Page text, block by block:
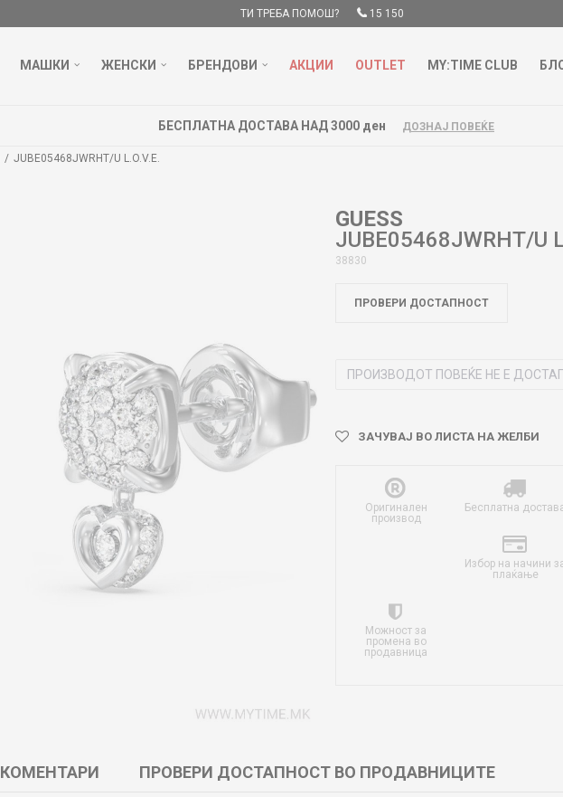
ТИ ТРЕБА ПОМОШ? 15 150
МАШКИ ЖЕНСКИ БРЕНДОВИ АКЦИИ OUTLET MY:TIME CLUB
БЕСПЛАТНА ДОСТАВА НАД 3000 ден ДОЗНАЈ ПОВЕЌЕ
JUBE05468JWRHT/U L.O.V.E.
GUESS
JUBE05468JWRHT/U
38830
ПРОВЕРИ ДОСТАПНОСТ
ПРОИЗВОДОТ ПОВЕЌЕ НЕ Е
ЗАЧУВАЈ ВО ЛИСТА НА ЖЕЛБИ
Оригинален
производ
Бесплатна
Избор на начини
плаќање
Можност за
промена во
продавница
КОМЕНТАРИ ПРОВЕРИ ДОСТАПНОСТ ВО ПРОДАВНИЦИТЕ